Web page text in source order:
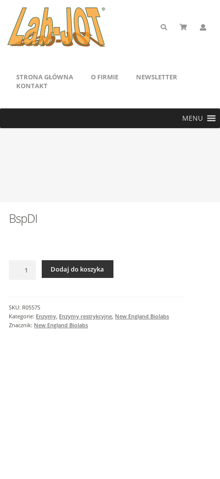
STRONA GŁÓWNA O FIRMIE
NEWSLETTER
KONTAKT
MENU
BspDI
BspDI
Dodaj do koszyka
SKU: R0557S
Kategorie: Enzymy Enzymy restrykcyjne New England Biolabs
Znacznik: New England Biolabs